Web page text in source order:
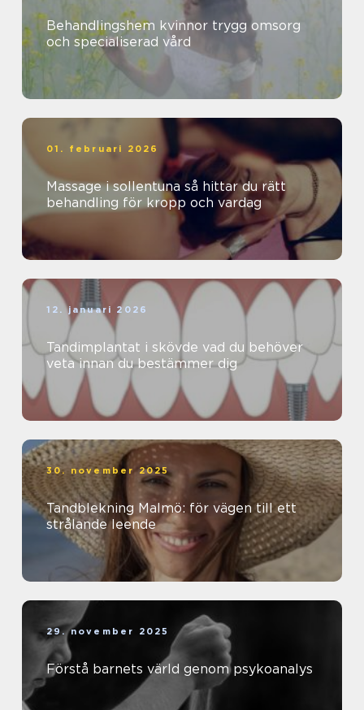
Behandlingshem kvinnor trygg omsorg
och specialiserad vård
01. februari 2026
Massage i sollentuna så hittar du rätt
behandling för kropp och vardag
12. januari 2026
Tandimplantat i skövde vad du behöver
veta innan du bestämmer dig
30. november 2025
Tandblekning Malmö: för vägen till ett
strålande leende
29. november 2025
Förstå barnets värld genom psykoanalys